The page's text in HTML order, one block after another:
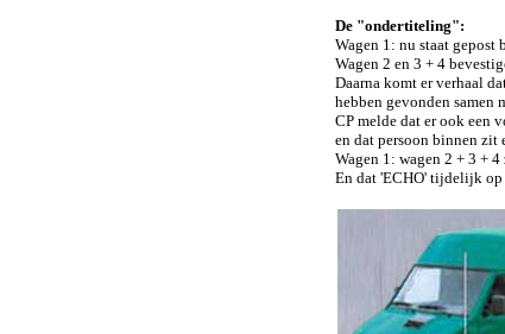
De "ondertiteling":
Wagen 1: nu staat gepost
Wagen 2 en 3 + 4
Daarna komt er verhaal
hebben gevonden samen
CP melde dat er ook een
en dat persoon binnen zit
Wagen 1: wagen 2 + 3 +
En dat 'ECHO' tijdelijk op